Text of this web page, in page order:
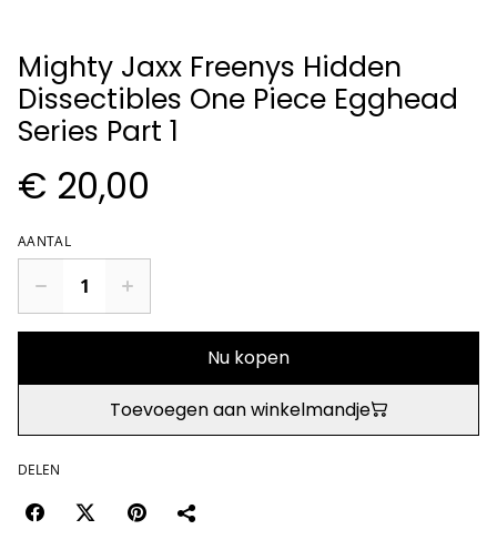
Mighty Jaxx Freenys Hidden
Dissectibles One Piece Egghead
Series Part 1
€ 20,00
AANTAL
Nu kopen
Toevoegen aan winkelmandje
DELEN